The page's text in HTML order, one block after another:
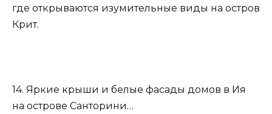
где открываются изумительные виды на остров
Крит.
14. Яркие крыши и белые фасады домов в Ия
на острове Санторини…